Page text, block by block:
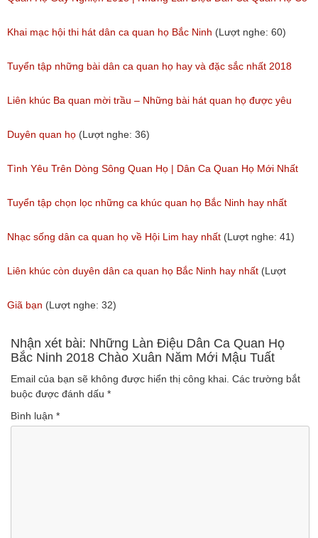
Bắc Ninh Hay Ngây Ngất
(Lượt nghe: 84)
Khai mạc hội thi hát dân ca quan họ Bắc Ninh (Lượt nghe: 60)
Tuyển tập những bài dân ca quan họ hay và đặc sắc nhất 2018
(Lượt nghe: 59)
Liên khúc Ba quan mời trầu – Những bài hát quan họ được yêu
thích nhất hiện nay
(Lượt nghe: 173)
Duyên quan họ (Lượt nghe: 36)
Tình Yêu Trên Dòng Sông Quan Họ | Dân Ca Quan Họ Mới Nhất
2018
(Lượt nghe: 31)
Tuyển tập chọn lọc những ca khúc quan họ Bắc Ninh hay nhất
(Lượt nghe: 214)
Nhạc sống dân ca quan họ về Hội Lim hay nhất (Lượt nghe: 41)
Liên khúc còn duyên dân ca quan họ Bắc Ninh hay nhất (Lượt
nghe: 108)
Giã bạn (Lượt nghe: 32)
Nhận xét bài: Những Làn Điệu Dân Ca Quan Họ
Bắc Ninh 2018 Chào Xuân Năm Mới Mậu Tuất
Email của bạn sẽ không được hiển thị công khai. Các trường bắt
buộc được đánh dấu *
Bình luận *